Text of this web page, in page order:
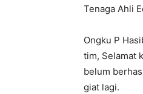
Tenaga Ahli
Ongku P
tim, Selamat
belum
giat lagi.